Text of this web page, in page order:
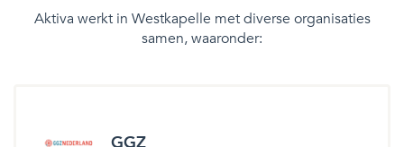
Aktiva werkt in Westkapelle met diverse organisaties
samen, waaronder:
GGZ